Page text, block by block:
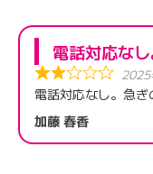
電話対応な
2025
電話対応なし。急ぎ
加藤 春香